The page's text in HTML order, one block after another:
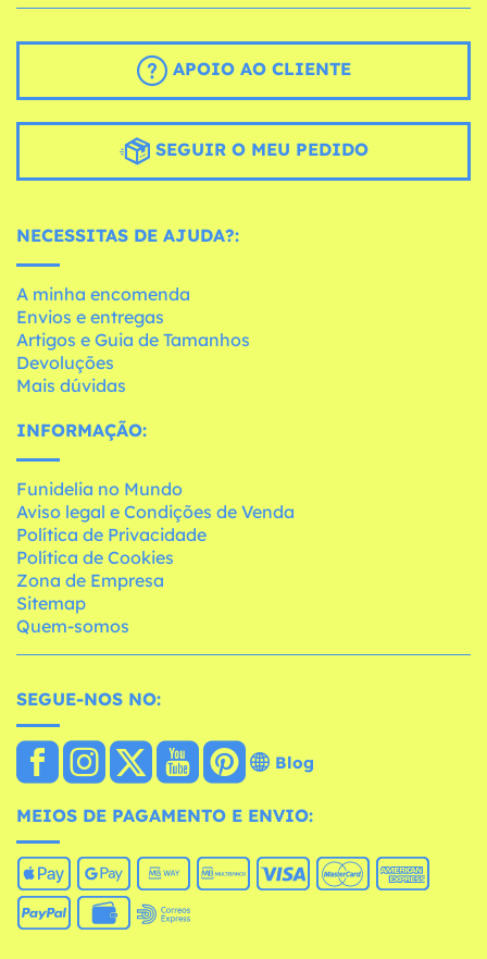
APOIO AO CLIENTE
SEGUIR O MEU PEDIDO
NECESSITAS DE AJUDA?:
A minha encomenda
Envios e entregas
Artigos e Guia de Tamanhos
Devoluções
Mais dúvidas
INFORMAÇÃO:
Funidelia no Mundo
Aviso legal e Condições de Venda
Política de Privacidade
Política de Cookies
Zona de Empresa
Sitemap
Quem-somos
SEGUE-NOS NO:
Blog
MEIOS DE PAGAMENTO E ENVIO: